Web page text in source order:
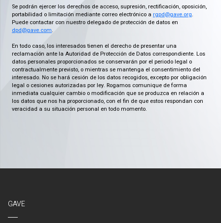
Se podrán ejercer los derechos de acceso, supresión, rectificación, oposición,
portabilidad o limitación mediante correo electrónico a rgpd@gave.org.
Puede contactar con nuestro delegado de protección de datos en
dpd@gave.com.
En todo caso, los interesados tienen el derecho de presentar una
reclamación ante la Autoridad de Protección de Datos correspondiente. Los
datos personales proporcionados se conservarán por el periodo legal o
contractualmente previsto, o mientras se mantenga el consentimiento del
interesado. No se hará cesión de los datos recogidos, excepto por obligación
legal o cesiones autorizadas por ley. Rogamos comunique de forma
inmediata cualquier cambio o modificación que se produzca en relación a
los datos que nos ha proporcionado, con el fin de que estos respondan con
veracidad a su situación personal en todo momento.
GAVE